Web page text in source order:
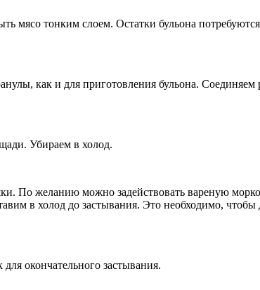
мясо тонким слоем. Остатки бульона
как и для приготовления бульона.
Убираем в холод.
По желанию можно задействовать вареную
в холод до застывания. Это необходимо, чтобы
окончательного застывания.